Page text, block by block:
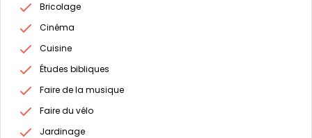
Bricolage
Cinéma
Cuisine
Études bibliques
Faire de la musique
Faire du vélo
Jardinage